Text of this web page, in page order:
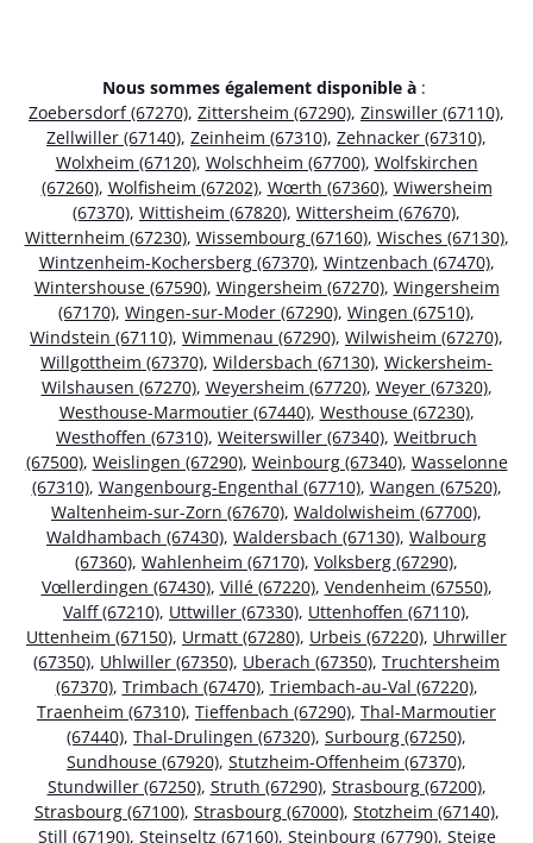
Nous sommes également disponible à :
Zoebersdorf (67270), Zittersheim (67290), Zinswiller (67110),
Zellwiller (67140), Zeinheim (67310), Zehnacker (67310),
Wolxheim (67120), Wolschheim (67700), Wolfskirchen
(67260), Wolfisheim (67202), Wœrth (67360), Wiwersheim
(67370), Wittisheim (67820), Wittersheim (67670),
Witternheim (67230), Wissembourg (67160), Wisches (67130),
Wintzenheim-Kochersberg (67370), Wintzenbach (67470),
Wintershouse (67590), Wingersheim (67270), Wingersheim
(67170), Wingen-sur-Moder (67290), Wingen (67510),
Windstein (67110), Wimmenau (67290), Wilwisheim (67270),
Willgottheim (67370), Wildersbach (67130), Wickersheim-
Wilshausen (67270), Weyersheim (67720), Weyer (67320),
Westhouse-Marmoutier (67440), Westhouse (67230),
Westhoffen (67310), Weiterswiller (67340), Weitbruch
(67500), Weislingen (67290), Weinbourg (67340), Wasselonne
(67310), Wangenbourg-Engenthal (67710), Wangen (67520),
Waltenheim-sur-Zorn (67670), Waldolwisheim (67700),
Waldhambach (67430), Waldersbach (67130), Walbourg
(67360), Wahlenheim (67170), Volksberg (67290),
Vœllerdingen (67430), Villé (67220), Vendenheim (67550),
Valff (67210), Uttwiller (67330), Uttenhoffen (67110),
Uttenheim (67150), Urmatt (67280), Urbeis (67220), Uhrwiller
(67350), Uhlwiller (67350), Uberach (67350), Truchtersheim
(67370), Trimbach (67470), Triembach-au-Val (67220),
Traenheim (67310), Tieffenbach (67290), Thal-Marmoutier
(67440), Thal-Drulingen (67320), Surbourg (67250),
Sundhouse (67920), Stutzheim-Offenheim (67370),
Stundwiller (67250), Struth (67290), Strasbourg (67200),
Strasbourg (67100), Strasbourg (67000), Stotzheim (67140),
Still (67190), Steinseltz (67160), Steinbourg (67790), Steige